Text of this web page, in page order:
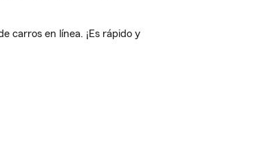
carros en línea. ¡Es rápido y